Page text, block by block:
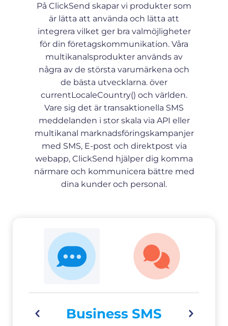
På ClickSend skapar vi produkter som
är lätta att använda och lätta att
integrera vilket ger bra valmöjligheter
för din företagskommunikation. Våra
multikanalsprodukter används av
några av de största varumärkena och
de bästa utvecklarna. över
currentLocaleCountry() och världen.
Vare sig det är transaktionella SMS
meddelanden i stor skala via API eller
multikanal marknadsföringskampanjer
med SMS, E-post och direktpost via
webapp, ClickSend hjälper dig komma
närmare och kommunicera bättre med
dina kunder och personal.
Business SMS